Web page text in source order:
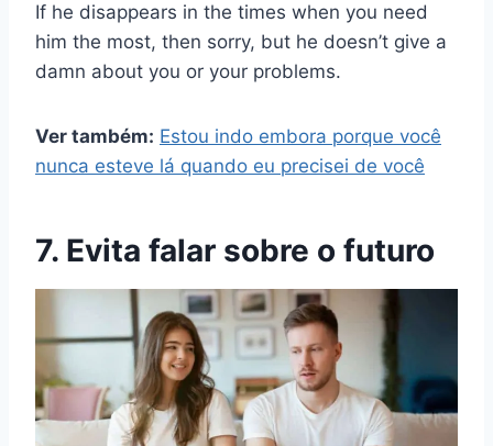
If he disappears in the times when you need
him the most, then sorry, but he doesn’t give a
damn about you or your problems.
Ver também: Estou indo embora porque você
nunca esteve lá quando eu precisei de você
7. Evita falar sobre o futuro